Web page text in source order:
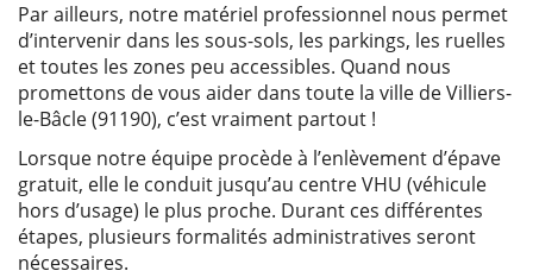
Par ailleurs, notre matériel professionnel nous permet
d’intervenir dans les sous-sols, les parkings, les ruelles
et toutes les zones peu accessibles. Quand nous
promettons de vous aider dans toute la ville de Villiers-
le-Bâcle (91190), c’est vraiment partout !
Lorsque notre équipe procède à l’enlèvement d’épave
gratuit, elle le conduit jusqu’au centre VHU (véhicule
hors d’usage) le plus proche. Durant ces différentes
étapes, plusieurs formalités administratives seront
nécessaires.